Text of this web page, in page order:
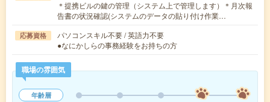
＊提携ビルの鍵の管理（システム上で管理します）＊月次報
告書の状況確認(システムのデータの貼り付け作業…
応募資格
パソコンスキル不要 / 英語力不要
●なにかしらの事務経験をお持ちの方
職場の雰囲気
年齢層